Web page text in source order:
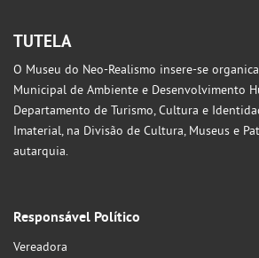
TUTELA
O Museu do Neo-Realismo insere-se
Municipal de Ambiente e Desenvolvimento
Departamento de Turismo, Cultura e
Imaterial, na Divisão de Cultura, Museus e
autarquia.
Responsável Político
Vereadora